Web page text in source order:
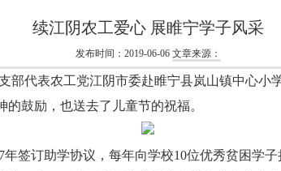
续江阴农工爱心 展睢宁学子风采
发布时间：2019-06-06 文章来源：
部代表农工党江阴市委赴睢宁县岚山镇中心小
鼓励，也送去了儿童节的祝福。
签订助学协议，每年向学校10位优秀贫困学